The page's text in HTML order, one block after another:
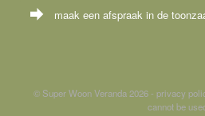
maak een afspraak in de
© Super Woon Veranda 2026 - privacy
cannot be